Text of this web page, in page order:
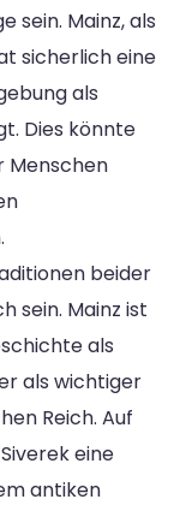
sein. Mainz, als
sicherlich eine
als
Dies könnte
Menschen
beider
sein. Mainz ist
als
als wichtiger
Reich. Auf
eine
antiken